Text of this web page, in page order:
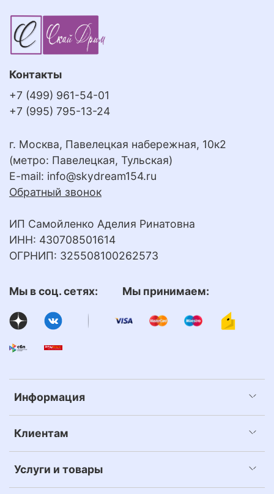
Информация
Клиентам
Услуги и товары
Контакты
+7 (499) 961-54-01
+7 (995) 795-13-24
г. Москва, Павелецкая набережная, 10к2
(метро: Павелецкая, Тульская)
E-mail: info@skydream154.ru
Обратный звонок
ИП Самойленко Аделия Ринатовна
ИНН: 430708501614
ОГРНИП: 325508100262573
Мы в соц. сетях: Мы принимаем: